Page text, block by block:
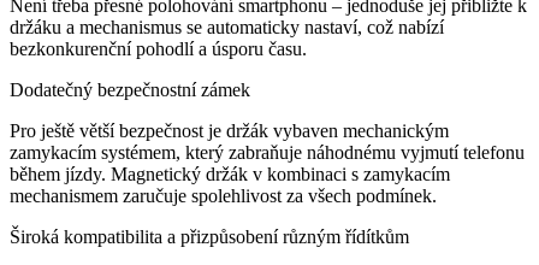
Není třeba přesné polohování smartphonu – jednoduše jej přibližte k
držáku a mechanismus se automaticky nastaví, což nabízí
bezkonkurenční pohodlí a úsporu času.
Dodatečný bezpečnostní zámek
Pro ještě větší bezpečnost je držák vybaven mechanickým
zamykacím systémem, který zabraňuje náhodnému vyjmutí telefonu
během jízdy. Magnetický držák v kombinaci s zamykacím
mechanismem zaručuje spolehlivost za všech podmínek.
Široká kompatibilita a přizpůsobení různým řídítkům